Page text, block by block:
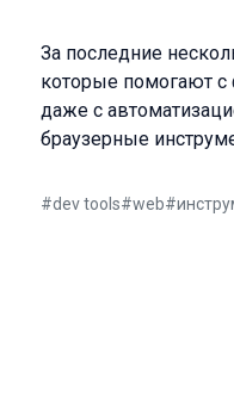
За последние
которые помогают с
даже с
браузерные
#dev tools#web#